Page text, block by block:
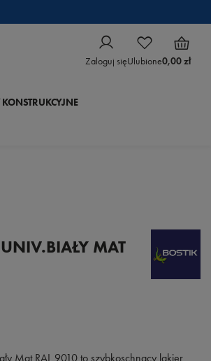
Zaloguj sięUlubione0,00 zł
MAT
Mat RAL 9010 to szybkoschnący lakier